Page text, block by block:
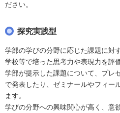
ださい。
探究実践型
学部の学びの分野に応じた課題に対
学校等で培った思考力や表現力を評
学部が提示した課題について、プレ
で発表したり、ゼミナールやフィー
ます。
学びの分野への興味関心が高く、意